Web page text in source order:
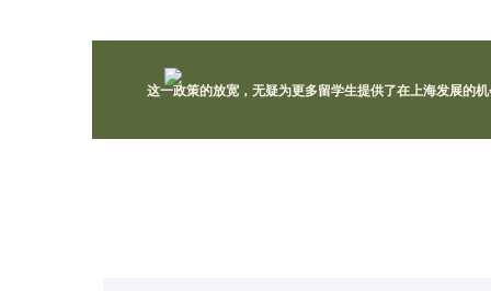
这一政策的放宽，无疑为更多留学生提供了在上海发展的